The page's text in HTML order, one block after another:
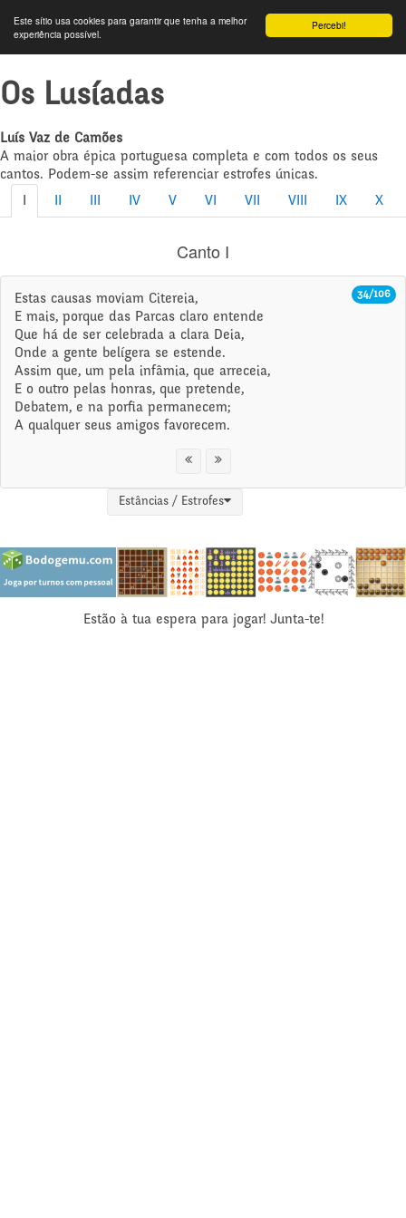
Percebi!
Este sítio usa cookies para garantir que tenha a melhor
experiência possível.
Os Lusíadas
Luís Vaz de Camões
A maior obra épica portuguesa completa e com todos os seus
cantos. Podem-se assim referenciar estrofes únicas.
IV V VI VII VIII IX X
Canto I
34/106
Estas causas moviam Citereia,
E mais, porque das Parcas claro entende
Que há de ser celebrada a clara Deia,
Onde a gente belígera se estende.
Assim que, um pela infâmia, que arreceia,
E o outro pelas honras, que pretende,
Debatem, e na porfia permanecem;
A qualquer seus amigos favorecem.
Estâncias / Estrofes
Estão à tua espera para jogar! Junta-te!